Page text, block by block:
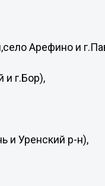
Арефино и
и г.Бор),
и Уренский р-н),